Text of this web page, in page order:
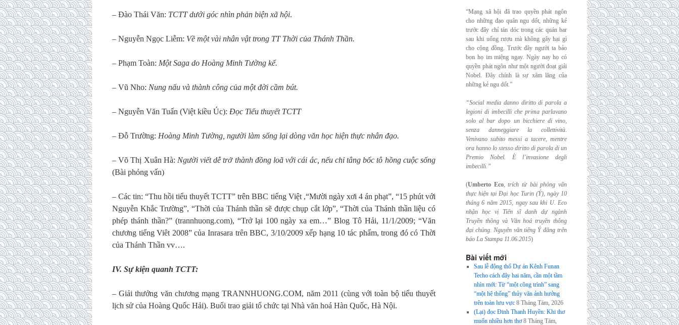
– Đào Thái Văn: TCTT dưới góc nhìn phản biện xã hội.
– Nguyễn Ngọc Liễm: Về một vài nhân vật trong TT Thời của Thánh Thần.
– Phạm Toàn: Một Saga do Hoàng Minh Tường kể.
– Vũ Nho: Nung nấu và thành công của một đời cầm bút.
– Nguyễn Văn Tuấn (Việt kiều Úc): Đọc Tiểu thuyết TCTT
– Đỗ Trường: Hoàng Minh Tường, người làm sống lại dòng văn học hiện thực nhân đạo.
– Võ Thị Xuân Hà: Người viết dễ trở thành đồng loã với cái ác, nếu chỉ tâng bốc tô hồng cuộc sống
(Bài phỏng vấn)
– Các tin: “Thu hồi tiểu thuyết TCTT” trên BBC tiếng Việt ,“Mười ngày xơi 4 án phạt”, “15 phút với
Nguyễn Khắc Trường”, “Thời của Thánh thần sẽ được chụp cắt lớp”, “Thời của Thánh thần liệu có
phép thánh thần?” (trannhuong.com), “Trở lại 100 ngày xa em…” Blog Tô Hải, 11/1/2009; “Văn
chương tiếng Viêt 2008” của Inrasara trên BBC, 3/10/2009 xếp hạng 10 tác phẩm, trong đó có Thời
của Thánh Thần vv….
IV. Sự kiện quanh TCTT:
– Giải thưởng văn chương mạng TRANNHUONG.COM, năm 2011 (cùng với toàn bộ tiểu thuyết
lịch sử của Hoàng Quốc Hải). Buổi trao giải tổ chức tại Nhà văn hoá Hàn Quốc, Hà Nội.
“Mạng xã hội đã trao quyền phát ngôn
cho những đạo quân ngu dốt, những kẻ
trước đây chỉ tán dóc trong các quán bar
sau khi uống rượu mà không gây hại gì
cho cộng đồng. Trước đây người ta bảo
bọn họ im miệng ngay. Ngày nay họ có
quyền phát ngôn như một người đoạt giải
Nobel. Đây chính là sự xâm lăng của
những kẻ ngu dốt.”
“Social media danno diritto di parola a
legioni di imbecilli che prima parlavano
solo albar dopo un bicchiere di vino,
senza danneggiare la collettività.
Venivano subito messi a tacere, mentre
ora hanno lo stesso diritto di parola di un
Premio Nobel. È l’invasione degli
imbecilli.”
(Umberto Eco,trích từ bài phỏng vấn
thực hiện tại Đại học Turin (Ý), ngày 10
tháng 6 năm 2015, ngay sau khi U. Eco
nhận học vị Tiến sĩ danh dự ngành
Truyền thông và Văn hoá truyền thông
đại chúng. Nguyên văn tiếng Ý đăng trên
báo La Stampa 11.06.2015)
Bài viết mới
Sau lễ động thổ Dự án Kênh Funan
Techo cách đây hai năm, cần một tầm
nhìn mới: Từ “một công trình” sang
“một hệ thống” thủy văn ảnh hưởng
trên toàn lưu vực 8 Tháng Tám, 2026
(Lại) đọc Đinh Thanh Huyền: Khi thơ
muốn nhiều hơn thơ 8 Tháng Tám,